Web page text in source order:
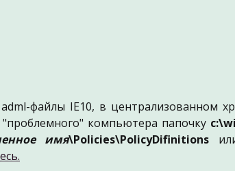
файлы IE10, в централизованном
компьютера папочку
имя\Policies\PolicyDifinitions